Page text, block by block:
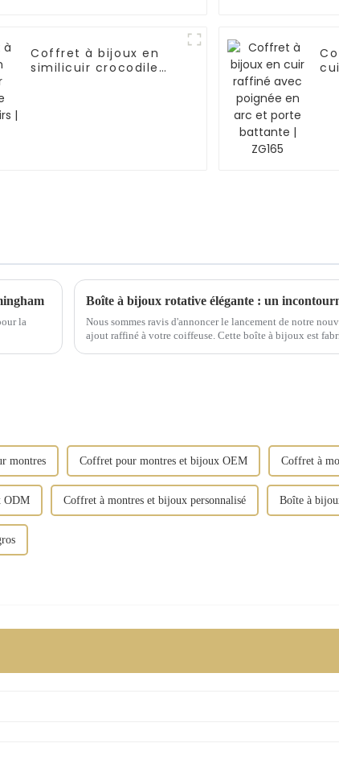
Coffret à bijoux en
similicuir crocodile
la
Nous sommes ravis d'annoncer le lancement de notre
ajout raffiné à votre coiffeuse. Cette boîte à bijoux est
montres Coffret pour montres et bijoux OEM Coffret à
ODM Coffret à montres et bijoux personnalisé Boîte à